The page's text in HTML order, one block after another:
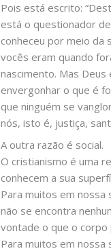
Pois está escrito:
está o questionador
conheceu por meio da
vocês eram quando
nascimento. Mas
envergonhar o que é
que ninguém se
nós, isto é, justiça,
A outra razão é social.
O cristianismo é uma
conhecem a sua
Para muitos em nossa
não se encontra
vontade o que o corpo
Para muitos em